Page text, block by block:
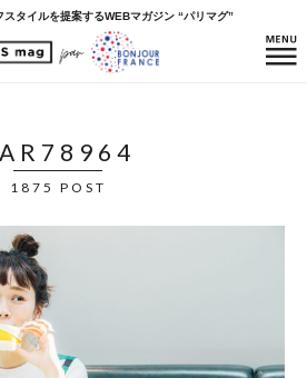
スタイルを提案するWEBマガジン “パリマグ”
1875 POST